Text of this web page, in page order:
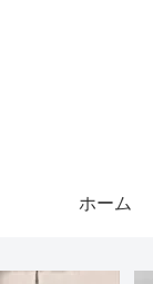
ホーム